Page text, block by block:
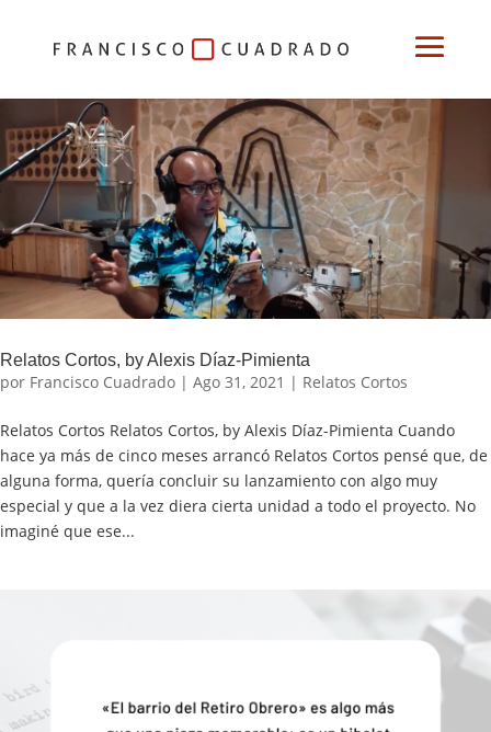
Relatos Cortos, by Alexis Díaz-Pimienta
por Francisco Cuadrado | Ago 31, 2021 | Relatos Cortos
Relatos Cortos Relatos Cortos, by Alexis Díaz-Pimienta Cuando
hace ya más de cinco meses arrancó Relatos Cortos pensé que, de
alguna forma, quería concluir su lanzamiento con algo muy
especial y que a la vez diera cierta unidad a todo el proyecto. No
imaginé que ese...